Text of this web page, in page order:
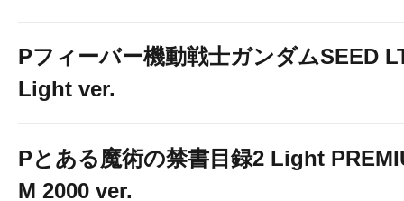
オゼック羽村 オス
Pフィーバー機動戦士ガンダムSEED
Light ver.
Pとある魔術の禁書目録2 Light
M 2000 ver.